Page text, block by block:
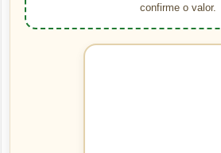
confirme o valor.